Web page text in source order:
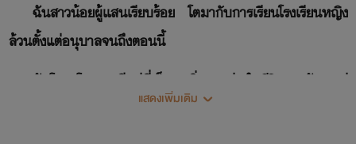
ฉันสาวน้อยผู้เเสนเรียบร้อย โตมากับการเรียนโรงเรียนหญิง
ล้วนตั้งแต่อนุบาลจนถึงตอนนี้
ฉันโตมาโดยการมีแม่ที่เป็นทุกสิ่งทุกอย่างในชีวิตของฉัน แม่
เลี้ยงฉันมาด้วยตัวของท่านเองแสดงเพิ่มเติม